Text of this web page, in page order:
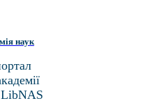
наук
LibNAS